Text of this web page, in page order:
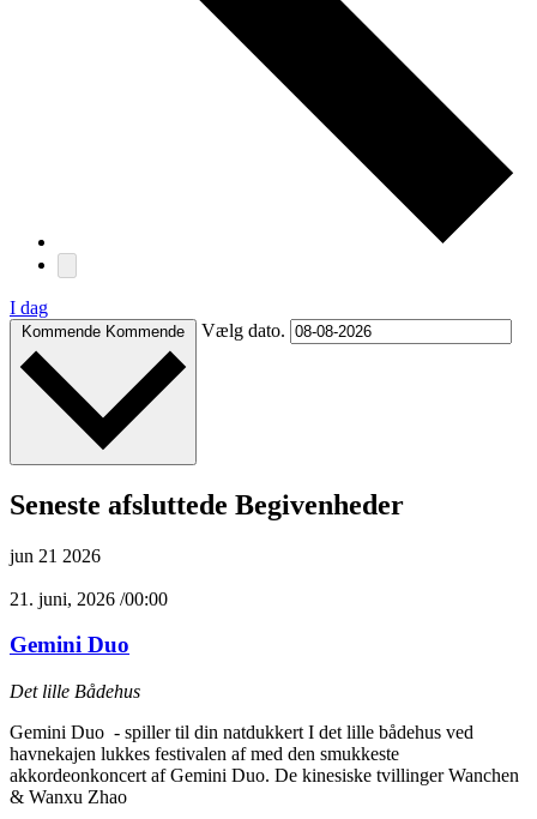
I dag
Kommende Kommende Vælg dato.
Seneste afsluttede Begivenheder
jun 21 2026
21. juni, 2026 /00:00
Gemini Duo
Det lille Bådehus
Gemini Duo - spiller til din natdukkert I det lille bådehus ved
havnekajen lukkes festivalen af med den smukkeste
akkordeonkoncert af Gemini Duo. De kinesiske tvillinger Wanchen
& Wanxu Zhao